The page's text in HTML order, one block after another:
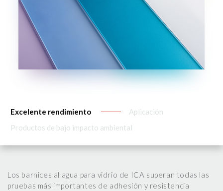
Excelente rendimiento
Aplicación
Productos de bajo impacto ambiental
Los barnices al agua para vidrio de ICA superan todas las
pruebas más importantes de adhesión y resistencia